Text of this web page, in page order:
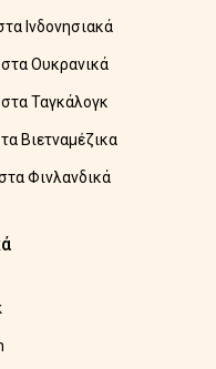
Ινδονησιακά
Ουκρανικά
Ταγκάλογκ
Βιετναμέζικα
Φινλανδικά